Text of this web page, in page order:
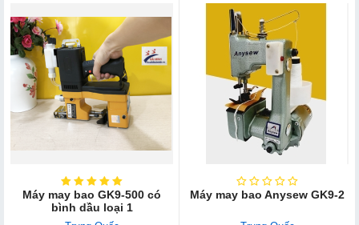
Máy may bao GK9-500 có
bình dầu loại 1
Máy may bao Anysew GK9-2